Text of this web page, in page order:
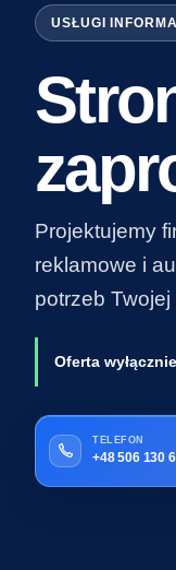
USŁUGI
Projektujemy
reklamowe i
potrzeb Twojej
Oferta
TELEFON
+48 506 130